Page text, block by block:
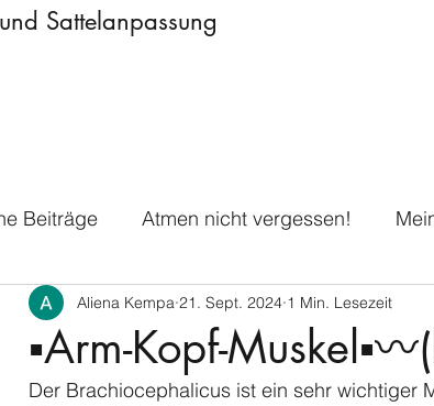
Sattelanpassung
Beiträge Atmen nicht vergessen!
▪️Arm-Kopf-Muskel▪️
Aliena Kempa 21. Sept. 2024 1 Min. Lesezeit
Der Brachiocephalicus ist ein sehr wichtiger